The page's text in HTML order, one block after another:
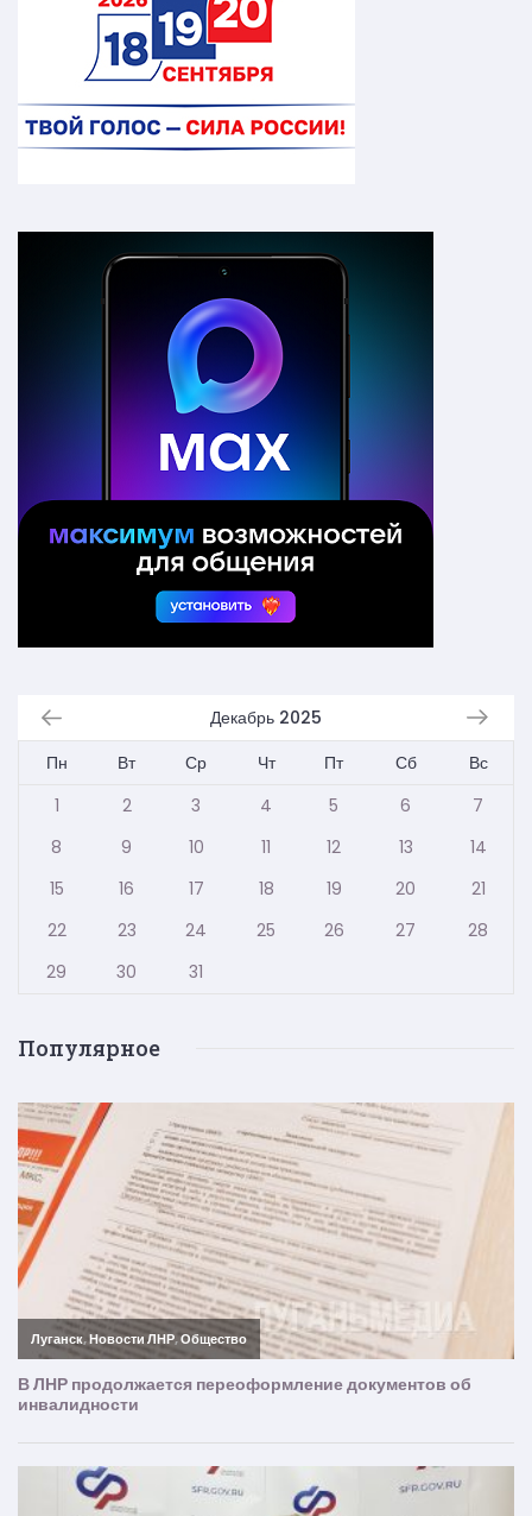
Декабрь 2025
Пн
Вт Ср Чт Пт Сб
Вс
1
2 3 4 5 6
7
8
9 10 11 12 13
14
15
16 17 18 19 20
21
22
23 24 25 26 27
28
29
30 31
Популярное